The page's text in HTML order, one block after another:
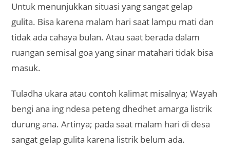
Untuk menunjukkan situasi yang sangat gelap
gulita. Bisa karena malam hari saat lampu mati dan
tidak ada cahaya bulan. Atau saat berada dalam
ruangan semisal goa yang sinar matahari tidak bisa
masuk.
Tuladha ukara atau contoh kalimat misalnya; Wayah
bengi ana ing ndesa peteng dhedhet amarga listrik
durung ana. Artinya; pada saat malam hari di desa
sangat gelap gulita karena listrik belum ada.